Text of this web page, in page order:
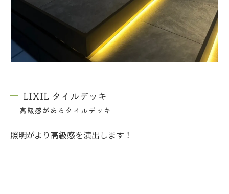
LIXIL タイルデッキ
高級感があるタイルデッキ
照明がより高級感を演出します！